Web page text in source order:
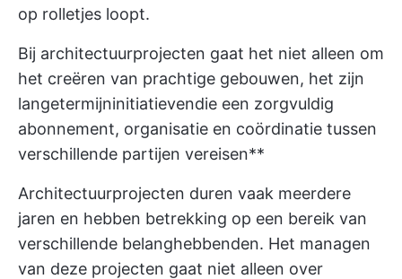
op rolletjes loopt.
Bij architectuurprojecten gaat het niet alleen om
het creëren van prachtige gebouwen, het zijn
langetermijninitiatievendie een zorgvuldig
abonnement, organisatie en coördinatie tussen
verschillende partijen vereisen**
Architectuurprojecten duren vaak meerdere
jaren en hebben betrekking op een bereik van
verschillende belanghebbenden. Het managen
van deze projecten gaat niet alleen over